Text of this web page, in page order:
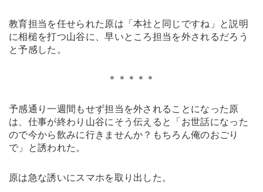
教育担当を任せられた原は「本社と同じですね」と説明
に相槌を打つ山谷に、早いところ担当を外されるだろう
と予感した。
＊＊＊＊＊
予感通り一週間もせず担当を外されることになった原
は、仕事が終わり山谷にそう伝えると「お世話になった
ので今から飲みに行きませんか？もちろん俺のおごり
で」と誘われた。
原は急な誘いにスマホを取り出した。